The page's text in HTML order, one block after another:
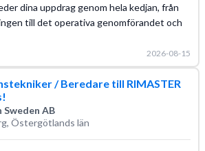
dina uppdrag genom hela kedjan, från
till det operativa genomförandet och
2026-08-15
/ Beredare till RIMASTER
AB
Östergötlands län